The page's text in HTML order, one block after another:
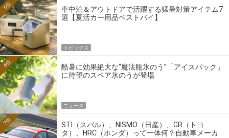
車中泊＆アウトドアで活躍する猛暑対策アイテム7
選【夏活カー用品ベストバイ】
5位
トピックス
酷暑に効果絶大な“魔法瓶氷のう”「アイスパック」
に待望のスペア氷のうが登場
6位
ニュース
STI（スバル）、NISMO（日産）、GR（トヨ
タ）、HRC（ホンダ）って一体何？自動車メーカ
7位